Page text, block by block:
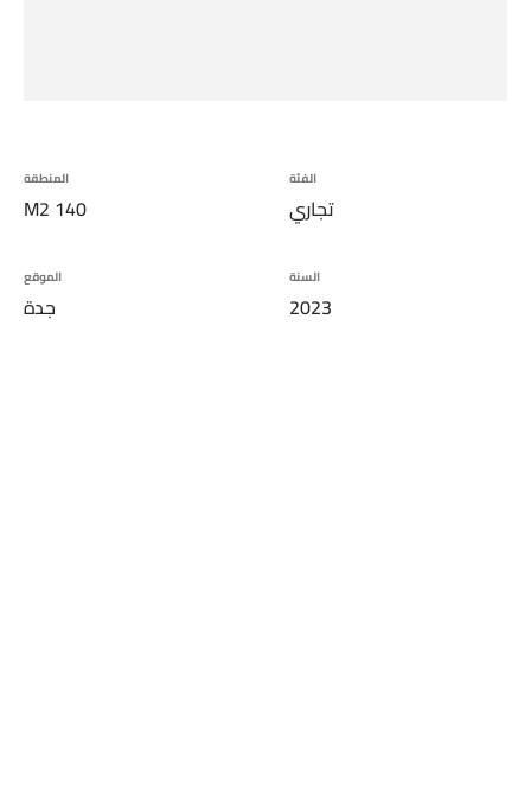
الفئة
تجاري
المنطقة
140
M2
السنة
2023
الموقع
جدة